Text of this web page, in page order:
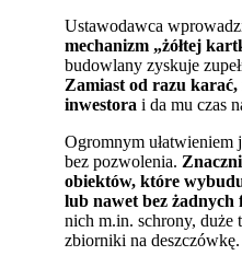
Ustawodawca
mechanizm „żółtej
budowlany zyskuje
Zamiast od razu
inwestora i da mu czas
Ogromnym ułatwieniem
bez pozwolenia.
obiektów, które
lub nawet bez żadnych
nich m.in. schrony, duże
zbiorniki na deszczówkę.